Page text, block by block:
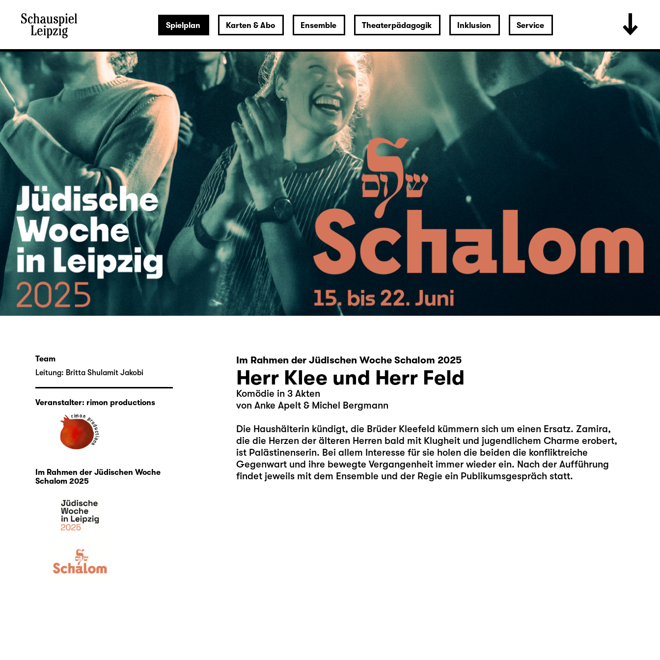
Spielplan Karten & Abo Ensemble Theaterpädagogik Inklusion Service
Im Rahmen der Jüdischen Woche Schalom 2025
Herr Klee und Herr Feld
Komödie in 3 Akten
von Anke Apelt & Michel Bergmann
Die Haushälterin kündigt, die Brüder Kleefeld kümmern sich um einen Ersatz. Zamira,
die die Herzen der älteren Herren bald mit Klugheit und jugendlichem Charme erobert,
ist Palästinenserin. Bei allem Interesse für sie holen die beiden die konfliktreiche
Gegenwart und ihre bewegte Vergangenheit immer wieder ein. Nach der Aufführung
findet jeweils mit dem Ensemble und der Regie ein Publikumsgespräch statt.
Team
Leitung: Britta Shulamit Jakobi
Veranstalter: rimon productions
Im Rahmen der Jüdischen Woche
Schalom 2025